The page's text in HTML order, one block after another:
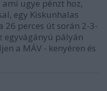
ugye pénzt hoz,
egy Kiskunhalas
26 perces út során 2-3-
egyvágányú pályán
a MÁV - kenyéren és